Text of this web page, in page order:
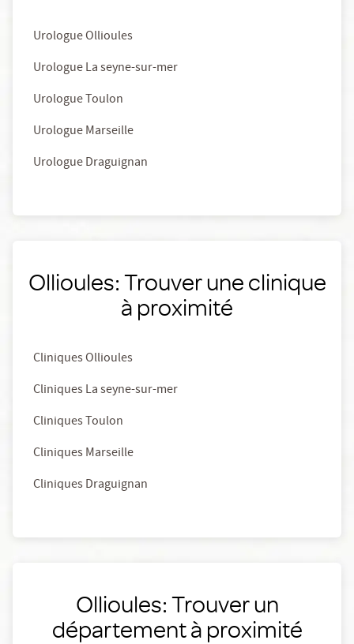
Urologue Ollioules
Urologue La seyne-sur-mer
Urologue Toulon
Urologue Marseille
Urologue Draguignan
Ollioules: Trouver une clinique
à proximité
Cliniques Ollioules
Cliniques La seyne-sur-mer
Cliniques Toulon
Cliniques Marseille
Cliniques Draguignan
Ollioules: Trouver un
département à proximité